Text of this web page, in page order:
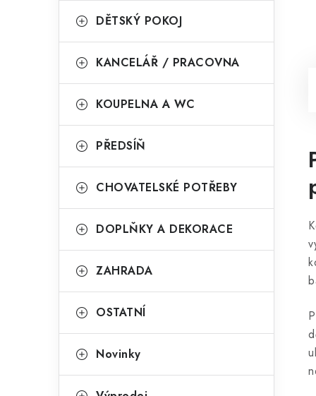
DĚTSKÝ POKOJ
KANCELÁŘ / PRACOVNA
KOUPELNA A WC
PŘEDSÍŇ
CHOVATELSKÉ POTŘEBY
DOPLŇKY A DEKORACE
ZAHRADA
OSTATNÍ
Novinky